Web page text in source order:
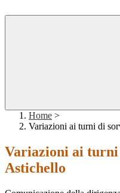
Home >
Variazioni ai turni di
Variazioni ai turni
Astichello